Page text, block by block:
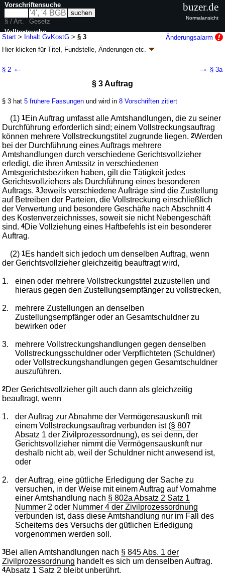
Start > Inhalt GvKostG >§ 3
Änderungsalarm
Hier klicken fürTitel, Fundstelle, Änderungen etc.
BGBl. 2025 I Nr. 109
14 weitere Fassungen | Drucksachen / Entwurf / Begründung
Abschnitt 1 Allgemeine Vorschriften
§ 2 ← → § 3a
§ 3 Auftrag
§ 3 hat5 frühere Fassungen und wird in8 Vorschriften zitiert
(1)1Ein Auftrag umfasst alle Amtshandlungen, die zu seiner
Durchführung erforderlich sind; einem Vollstreckungsauftrag
können mehrere Vollstreckungstitel zugrunde liegen.2Werden
bei der Durchführung eines Auftrags mehrere
Amtshandlungen durch verschiedene Gerichtsvollzieher
erledigt, die ihren Amtssitz in verschiedenen
Amtsgerichtsbezirken haben, gilt die Tätigkeit jedes
Gerichtsvollziehers als Durchführung eines besonderen
Auftrags.3Jeweils verschiedene Aufträge sind die Zustellung
auf Betreiben der Parteien, die Vollstreckung einschließlich
der Verwertung und besondere Geschäfte nach Abschnitt 4
des Kostenverzeichnisses, soweit sie nicht Nebengeschäft
sind.4Die Vollziehung eines Haftbefehls ist ein besonderer
Auftrag.
(2)1Es handelt sich jedoch um denselben Auftrag, wenn
der Gerichtsvollzieher gleichzeitig beauftragt wird,
1.
einen oder mehrere Vollstreckungstitel zuzustellen und
hieraus gegen den Zustellungsempfänger zu vollstrecken,
2.
mehrere Zustellungen an denselben
Zustellungsempfänger oder an Gesamtschuldner zu
bewirken oder
3.
mehrere Vollstreckungshandlungen gegen denselben
Vollstreckungsschuldner oder Verpflichteten (Schuldner)
oder Vollstreckungshandlungen gegen Gesamtschuldner
auszuführen.
2Der Gerichtsvollzieher gilt auch dann als gleichzeitig
beauftragt, wenn
1.
der Auftrag zur Abnahme der Vermögensauskunft mit
einem Vollstreckungsauftrag verbunden ist (§ 807
Absatz 1 der Zivilprozessordnung), es sei denn, der
Gerichtsvollzieher nimmt die Vermögensauskunft nur
deshalb nicht ab, weil der Schuldner nicht anwesend ist,
oder
2.
der Auftrag, eine gütliche Erledigung der Sache zu
versuchen, in der Weise mit einem Auftrag auf Vornahme
einer Amtshandlung nach § 802a Absatz 2 Satz 1
Nummer 2 oder Nummer 4 der Zivilprozessordnung
verbunden ist, dass diese Amtshandlung nur im Fall des
Scheiterns des Versuchs der gütlichen Erledigung
vorgenommen werden soll.
3Bei allen Amtshandlungen nach § 845 Abs. 1 der
Zivilprozessordnung handelt es sich um denselben Auftrag.
4Absatz 1 Satz 2 bleibt unberührt.
Vorschriftensuche
§ / Art.
Gesetz
Volltextsuche
nur in GvKostG
buzer.de
Normalansicht